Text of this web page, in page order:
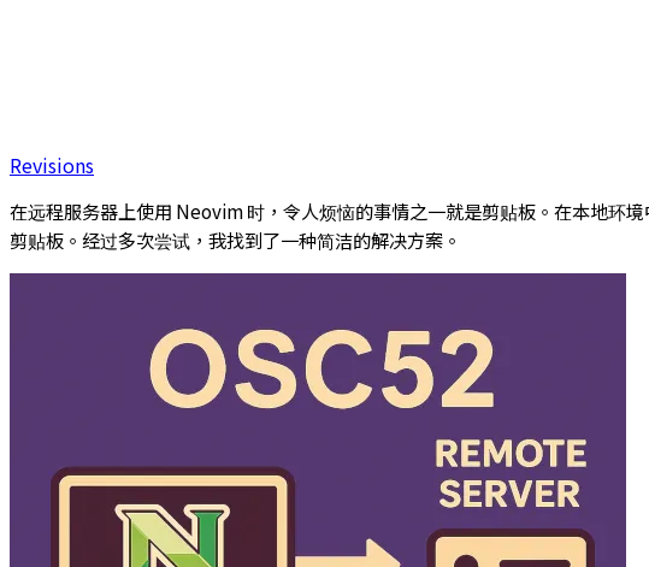
Revisions
在远程服务器上使用 Neovim 时，令人烦恼的事情之一就是剪贴板。在本地环
剪贴板。经过多次尝试，我找到了一种简洁的解决方案。